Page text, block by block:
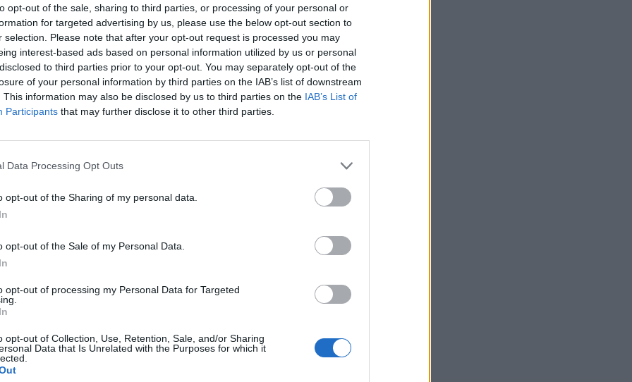
opt-out of the sale, sharing to third parties, or processing of your personal or
for targeted advertising by us, please use the below opt-out section to
selection. Please note that after your opt-out request is processed you may
interest-based ads based on personal information utilized by us or personal
to third parties prior to your opt-out. You may separately opt-out of the
of your personal information by third parties on the IAB’s list of downstream
This information may also be disclosed by us to third parties on the IAB’s List of
Participants that may further disclose it to other third parties.
Data Processing Opt Outs
opt-out of the Sharing of my personal data.
opt-out of the Sale of my Personal Data.
opt-out of processing my Personal Data for Targeted
opt-out of Collection, Use, Retention, Sale, and/or Sharing
Data that Is Unrelated with the Purposes for which it
καρεκλών αιμοδοσίας
να αποφευχθούν φαινόμενα συνωστισμού.
πλαίσιο του Εθνικού Προγράμματος
εφόσον αισθάνονται καλά. Στην περίπτωση
ήπιες αντιδράσεις, μπορούν να
πάροδο των συμπτωμάτων.
για τη διευκόλυνση της προσέλευσης των
επικοινωνείτε την Πέμπτη 27/01 και Παρασκευή
2132146726.
την αιμοδοσία